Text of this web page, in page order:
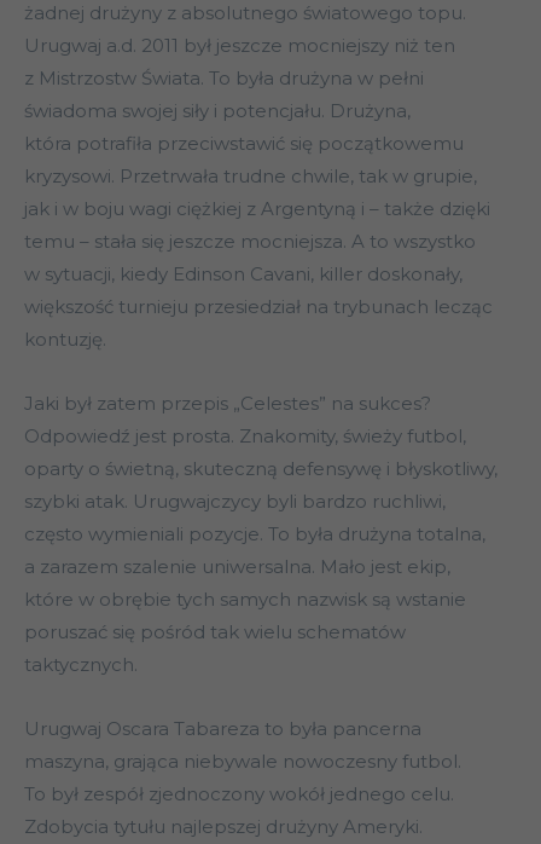
żadnej drużyny z absolutnego światowego topu.
Urugwaj a.d. 2011 był jeszcze mocniejszy niż ten
z Mistrzostw Świata. To była drużyna w pełni
świadoma swojej siły i potencjału. Drużyna,
która potrafiła przeciwstawić się początkowemu
kryzysowi. Przetrwała trudne chwile, tak w grupie,
jak i w boju wagi ciężkiej z Argentyną i – także dzięki
temu – stała się jeszcze mocniejsza. A to wszystko
w sytuacji, kiedy Edinson Cavani, killer doskonały,
większość turnieju przesiedział na trybunach lecząc
kontuzję.
Jaki był zatem przepis „Celestes” na sukces?
Odpowiedź jest prosta. Znakomity, świeży futbol,
oparty o świetną, skuteczną defensywę i błyskotliwy,
szybki atak. Urugwajczycy byli bardzo ruchliwi,
często wymieniali pozycje. To była drużyna totalna,
a zarazem szalenie uniwersalna. Mało jest ekip,
które w obrębie tych samych nazwisk są wstanie
poruszać się pośród tak wielu schematów
taktycznych.
Urugwaj Oscara Tabareza to była pancerna
maszyna, grająca niebywale nowoczesny futbol.
To był zespół zjednoczony wokół jednego celu.
Zdobycia tytułu najlepszej drużyny Ameryki.